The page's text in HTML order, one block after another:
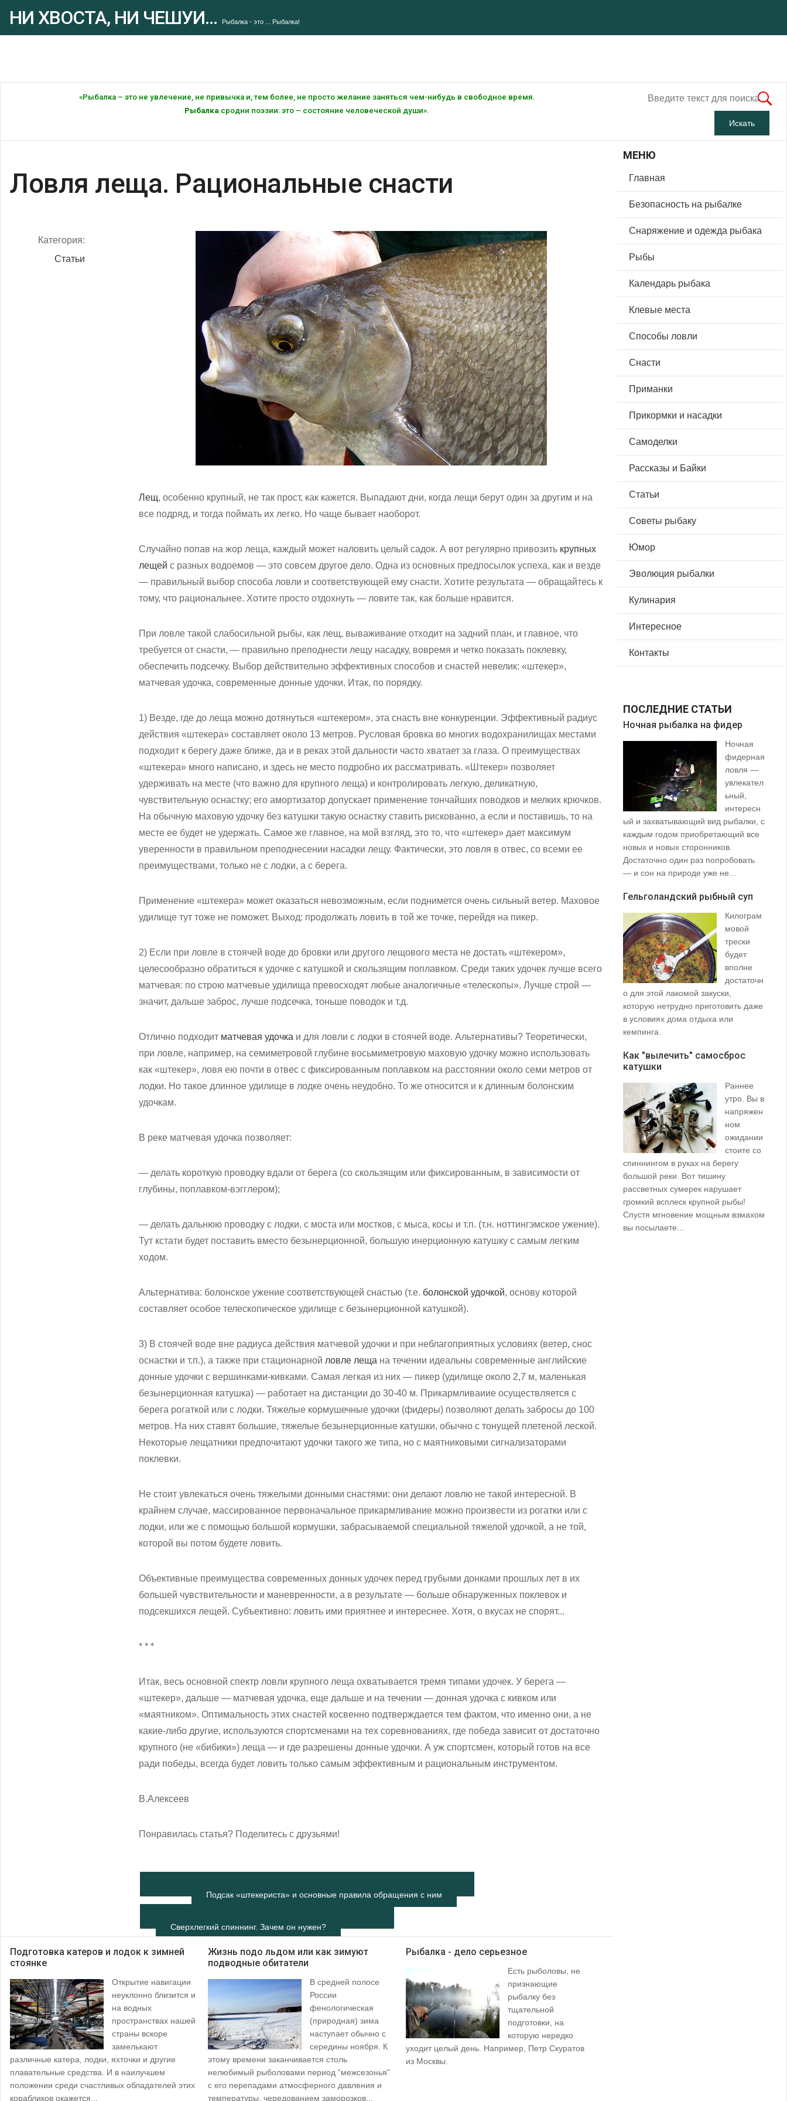
НИ ХВОСТА, НИ ЧЕШУИ... Рыбалка - это ... Рыбалка!
«Рыбалка – это не увлечение, не привычка и, тем более, не просто желание заняться чем-нибудь в свободное время.
Рыбалка сродни поэзии: это – состояние человеческой души».
Ловля леща. Рациональные снасти
Категория:
Статьи
Лещ, особенно крупный, не так прост, как кажется. Выпадают дни, когда лещи берут один за другим и на
все подряд, и тогда поймать их легко. Но чаще бывает наоборот.
Случайно попав на жор леща, каждый может наловить целый садок. А вот регулярно привозить крупных
лещей с разных водоемов — это совсем другое дело. Одна из основных предпосылок успеха, как и везде
— правильный выбор способа ловли и соответствующей ему снасти. Хотите результата — обращайтесь к
тому, что рациональнее. Хотите просто отдохнуть — ловите так, как больше нравится.
При ловле такой слабосильной рыбы, как лещ, вываживание отходит на задний план, и главное, что
требуется от снасти, — правильно преподнести лещу насадку, вовремя и четко показать поклевку,
обеспечить подсечку. Выбор действительно эффективных способов и снастей невелик: «штекер»,
матчевая удочка, современные донные удочки. Итак, по порядку.
1) Везде, где до леща можно дотянуться «штекером», эта снасть вне конкуренции. Эффективный радиус
действия «штекера» составляет около 13 метров. Русловая бровка во многих водохранилищах местами
подходит к берегу даже ближе, да и в реках этой дальности часто хватает за глаза. О преимуществах
«штекера» много написано, и здесь не место подробно их рассматривать. «Штекер» позволяет
удерживать на месте (что важно для крупного леща) и контролировать легкую, деликатную,
чувствительную оснастку; его амортизатор допускает применение тончайших поводков и мелких крючков.
На обычную маховую удочку без катушки такую оснастку ставить рискованно, а если и поставишь, то на
месте ее будет не удержать. Самое же главное, на мой взгляд, это то, что «штекер» дает максимум
уверенности в правильном преподнесении насадки лещу. Фактически, это ловля в отвес, со всеми ее
преимуществами, только не с лодки, а с берега.
Применение «штекера» может оказаться невозможным, если поднимется очень сильный ветер. Маховое
удилище тут тоже не поможет. Выход: продолжать ловить в той же точке, перейдя на пикер.
2) Если при ловле в стоячей воде до бровки или другого лещового места не достать «штекером»,
целесообразно обратиться к удочке с катушкой и скользящим поплавком. Среди таких удочек лучше всего
матчевая: по строю матчевые удилища превосходят любые аналогичные «телескопы». Лучше строй —
значит, дальше заброс, лучше подсечка, тоньше поводок и т.д.
Отлично подходит матчевая удочка и для ловли с лодки в стоячей воде. Альтернативы? Теоретически,
при ловле, например, на семиметровой глубине восьмиметровую маховую удочку можно использовать
как «штекер», ловя ею почти в отвес с фиксированным поплавком на расстоянии около семи метров от
лодки. Но такое длинное удилище в лодке очень неудобно. То же относится и к длинным болонским
удочкам.
В реке матчевая удочка позволяет:
— делать короткую проводку вдали от берега (со скользящим или фиксированным, в зависимости от
глубины, поплавком-вэгглером);
— делать дальнюю проводку с лодки, с моста или мостков, с мыса, косы и т.п. (т.н. ноттингэмское ужение).
Тут кстати будет поставить вместо безынерционной, большую инерционную катушку с самым легким
ходом.
Альтернатива: болонское ужение соответствующей снастью (т.е. болонской удочкой, основу которой
составляет особое телескопическое удилище с безынерционной катушкой).
3) В стоячей воде вне радиуса действия матчевой удочки и при неблагоприятных условиях (ветер, снос
оснастки и т.п.), а также при стационарной ловле леща на течении идеальны современные английские
донные удочки с вершинками-кивками. Самая легкая из них — пикер (удилище около 2,7 м, маленькая
безынерционная катушка) — работает на дистанции до 30-40 м. Прикармливаиие осуществляется с
берега рогаткой или с лодки. Тяжелые кормушечные удочки (фидеры) позволяют делать забросы до 100
метров. На них ставят большие, тяжелые безынерционные катушки, обычно с тонущей плетеной леской.
Некоторые лещатники предпочитают удочки такого же типа, но с маятниковыми сигнализаторами
поклевки.
Не стоит увлекаться очень тяжелыми донными снастями: они делают ловлю не такой интересной. В
крайнем случае, массированное первоначальное прикармливание можно произвести из рогатки или с
лодки, или же с помощью большой кормушки, забрасываемой специальной тяжелой удочкой, а не той,
которой вы потом будете ловить.
Объективные преимущества современных донных удочек перед грубыми донками прошлых лет в их
большей чувствительности и маневренности, а в результате — больше обнаруженных поклевок и
подсекшихся лещей. Субъективно: ловить ими приятнее и интереснее. Хотя, о вкусах не спорят...
* * *
Итак, весь основной спектр ловли крупного леща охватывается тремя типами удочек. У берега —
«штекер», дальше — матчевая удочка, еще дальше и на течении — донная удочка с кивком или
«маятником». Оптимальность этих снастей косвенно подтверждается тем фактом, что именно они, а не
какие-либо другие, используются спортсменами на тех соревнованиях, где победа зависит от достаточно
крупного (не «бибики») леща — и где разрешены донные удочки. А уж спортсмен, который готов на все
ради победы, всегда будет ловить только самым эффективным и рациональным инструментом.
В.Алексеев
Понравилась статья? Поделитесь с друзьями!
Подсак «штекериста» и основные правила обращения с ним
Сверхлегкий спиннинг. Зачем он нужен?
Подготовка катеров и лодок к зимней
стоянке
Открытие навигации
неуклонно близится и
на водных
пространствах нашей
страны вскоре
замелькают
различные катера, лодки, яхточки и другие
плавательные средства. И в наилучшем
положении среди счастливых обладателей этих
корабликов окажется...
Жизнь подо льдом или как зимуют
подводные обитатели
В средней полосе
России
фенологическая
(природная) зима
наступает обычно с
середины ноября. К
этому времени заканчивается столь
нелюбимый рыболовами период “межсезонья”
с его перепадами атмосферного давления и
температуры, чередованием заморозков...
Рыбалка - дело серьезное
Есть рыболовы, не
признающие
рыбалку без
тщательной
подготовки, на
которую нередко
уходит целый день. Например, Петр Скуратов
из Москвы.
МЕНЮ
Главная
Безопасность на рыбалке
Снаряжение и одежда рыбака
Рыбы
Календарь рыбака
Клевые места
Способы ловли
Снасти
Приманки
Прикормки и насадки
Самоделки
Рассказы и Байки
Статьи
Советы рыбаку
Юмор
Эволюция рыбалки
Кулинария
Интересное
Контакты
ПОСЛЕДНИЕ СТАТЬИ
Ночная рыбалка на фидер
Ночная
фидерная
ловля —
увлекател
ьный,
интересн
ый и захватывающий вид рыбалки, с
каждым годом приобретающий все
новых и новых сторонников.
Достаточно один раз попробовать
— и сон на природе уже не...
Гельголандский рыбный суп
Килограм
мовой
трески
будет
вполне
достаточн
о для этой лакомой закуски,
которую нетрудно приготовить даже
в условиях дома отдыха или
кемпинга.
Как "вылечить" самосброс
катушки
Раннее
утро. Вы в
напряжен
ном
ожидании
стоите со
спиннингом в руках на берегу
большой реки. Вот тишину
рассветных сумерек нарушает
громкий всплеск крупной рыбы!
Спустя мгновение мощным взмахом
вы посылаете...